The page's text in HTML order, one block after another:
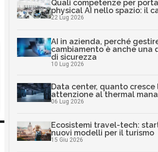
Quali competenze per
physical AI nello spazio: il
22 Lug 2026
AI in azienda, perché
cambiamento è anche una
di sicurezza
10 Lug 2026
Data center, quanto cresce
attenzione al thermal
06 Lug 2026
Ecosistemi travel-tech:
nuovi modelli per il turismo
15 Giu 2026